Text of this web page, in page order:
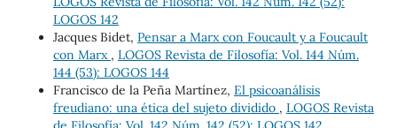
LOGOS 142
Jacques Bidet, Pensar a Marx con Foucault y a Foucault
con Marx , LOGOS Revista de Filosofía: Vol. 144 Núm.
144 (53): LOGOS 144
Francisco de la Peña Martínez, El psicoanálisis
freudiano: una ética del sujeto dividido , LOGOS Revista